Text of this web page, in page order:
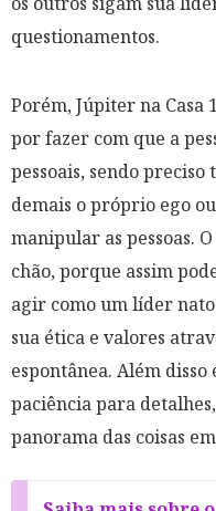
questionamentos.
Porém, Júpiter na Casa
por fazer com que a
pessoais, sendo
demais o próprio ego
manipular as pessoas.
chão, porque assim
agir como um líder
sua ética e valores
espontânea. Além
paciência para
panorama das coisas